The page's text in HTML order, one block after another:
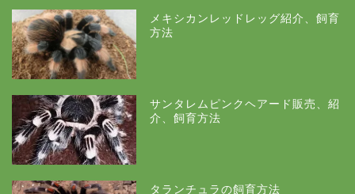
メキシカンレッドレッグ紹介、飼育
方法
サンタレムピンクヘアード販売、紹
介、飼育方法
タランチュラの飼育方法